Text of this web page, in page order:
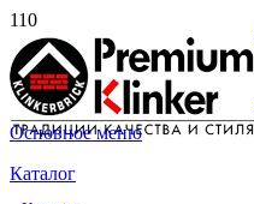
Основное меню
Каталог